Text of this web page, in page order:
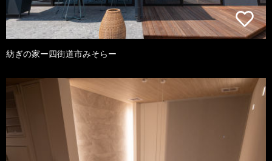
紡ぎの家ー四街道市みそらー